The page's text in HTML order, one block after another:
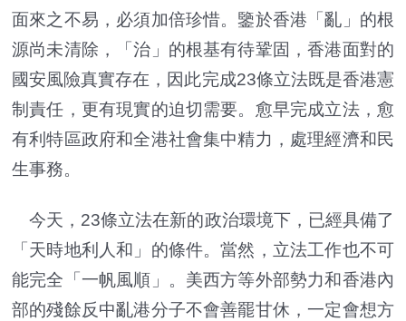
面來之不易，必須加倍珍惜。鑒於香港「亂」的根
源尚未清除，「治」的根基有待鞏固，香港面對的
國安風險真實存在，因此完成23條立法既是香港憲
制責任，更有現實的迫切需要。愈早完成立法，愈
有利特區政府和全港社會集中精力，處理經濟和民
生事務。
今天，23條立法在新的政治環境下，已經具備了
「天時地利人和」的條件。當然，立法工作也不可
能完全「一帆風順」。美西方等外部勢力和香港內
部的殘餘反中亂港分子不會善罷甘休，一定會想方